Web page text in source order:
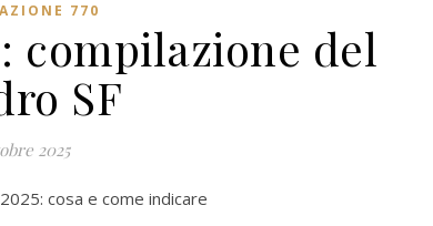
770
compilazione del
SF
2025
cosa e come indicare